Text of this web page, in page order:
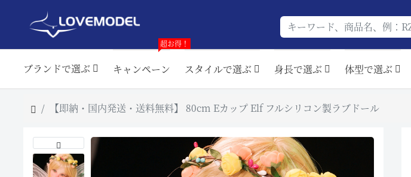
ブランドで選ぶ キャンペーン
超お得！
スタイルで選ぶ 身長で選ぶ 体型で選ぶ
【即納・国内発送・送料無料】 80cm Eカップ Elf フルシリコン製ラブドール